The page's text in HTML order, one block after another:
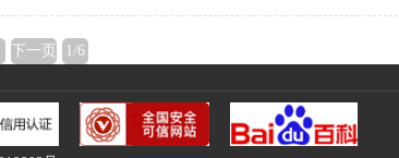
下一页 1/6